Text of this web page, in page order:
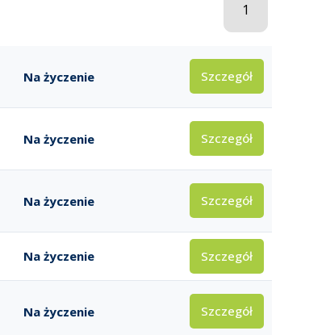
1
Na życzenie Szczegół
Na życzenie Szczegół
Na życzenie Szczegół
Na życzenie Szczegół
Na życzenie Szczegół